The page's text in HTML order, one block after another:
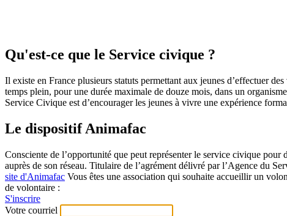
Qu'est-ce que le Service civique ?
Il existe en France plusieurs statuts permettant aux jeunes d’effectuer
temps plein, pour une durée maximale de douze mois, dans un
Service Civique est d’encourager les jeunes à vivre une expérience
Le dispositif Animafac
Consciente de l’opportunité que peut représenter le service civique
auprès de son réseau. Titulaire de l’agrément délivré par l’Agence du
site d'Animafac Vous êtes une association qui souhaite accueillir un
de volontaire :
S'inscrire
Votre courriel